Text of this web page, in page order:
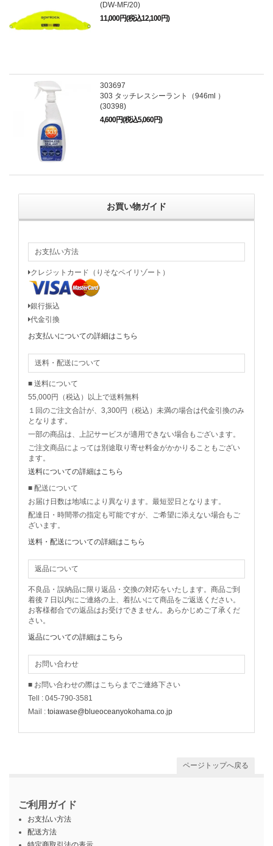
(DW-MF/20)
11,000円(税込12,100円)
303697
303 タッチレスシーラント（946ml ）
(30398)
4,600円(税込5,060円)
お買い物ガイド
お支払い方法
クレジットカード（りそなペイリゾート）
銀行振込
代金引換
お支払いについての詳細はこちら
送料・配送について
■ 送料について
55,000円（税込）以上で送料無料
１回のご注文合計が、3,300円（税込）未満の場合は代金引換のみ
となります。
一部の商品は、上記サービスが適用できない場合もございます。
ご注文商品によっては別途取り寄せ料金がかかりることもござい
ます。
送料についての詳細はこちら
■ 配送について
お届け日数は地域により異なります。最短翌日となります。
配達日・時間帯の指定も可能ですが、ご希望に添えない場合もご
ざいます。
送料・配送についての詳細はこちら
返品について
不良品・誤納品に限り返品・交換の対応をいたします。商品ご到
着後７日以内にご連絡の上、着払いにて商品をご返送ください。
お客様都合での返品はお受けできません。あらかじめご了承くだ
さい。
返品についての詳細はこちら
お問い合わせ
■ お問い合わせの際はこちらまでご連絡下さい
Tell : 045-790-3581
Mail : toiawase@blueoceanyokohama.co.jp
ページトップへ戻る
ご利用ガイド
お支払い方法
配送方法